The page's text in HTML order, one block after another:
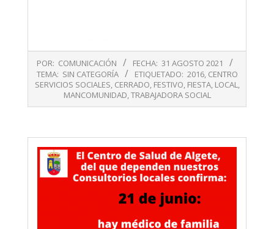
08-
31
POR: COMUNICACIÓN FECHA: 31 AGOSTO 2021
TEMA: SIN CATEGORÍA ETIQUETADO: 2016, CENTRO
SERVICIOS SOCIALES, CERRADO, FESTIVO, FIESTA, LOCAL,
MANCOMUNIDAD,TRABAJADORA SOCIAL